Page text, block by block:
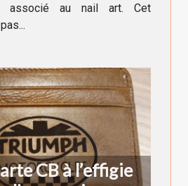
associé au nail art. Cet
CB à l’effigie